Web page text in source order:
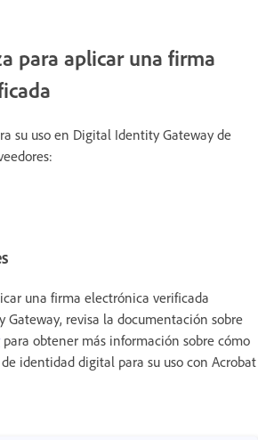
para aplicar una firma
su uso en Digital Identity Gateway de
una firma electrónica verificada
revisa la documentación sobre
para obtener más información sobre cómo
identidad digital para su uso con Acrobat